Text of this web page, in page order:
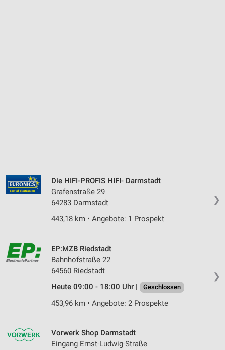
❯
Die HIFI-PROFIS HIFI- Darmstadt
Grafenstraße 29
64283 Darmstadt
443,18 km • Angebote: 1 Prospekt
❯
EP:MZB Riedstadt
Bahnhofstraße 22
64560 Riedstadt
Heute 09:00 - 18:00 Uhr |
Geschlossen
453,96 km • Angebote: 2 Prospekte
Vorwerk Shop Darmstadt
Eingang Ernst-Ludwig-Straße